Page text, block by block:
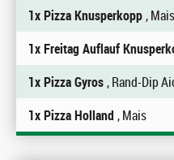
1x Pizza Knusperkopp, Mais
1x Freitag Auflauf
1x Pizza Gyros, Rand-Dip
1x Pizza Holland , Mais